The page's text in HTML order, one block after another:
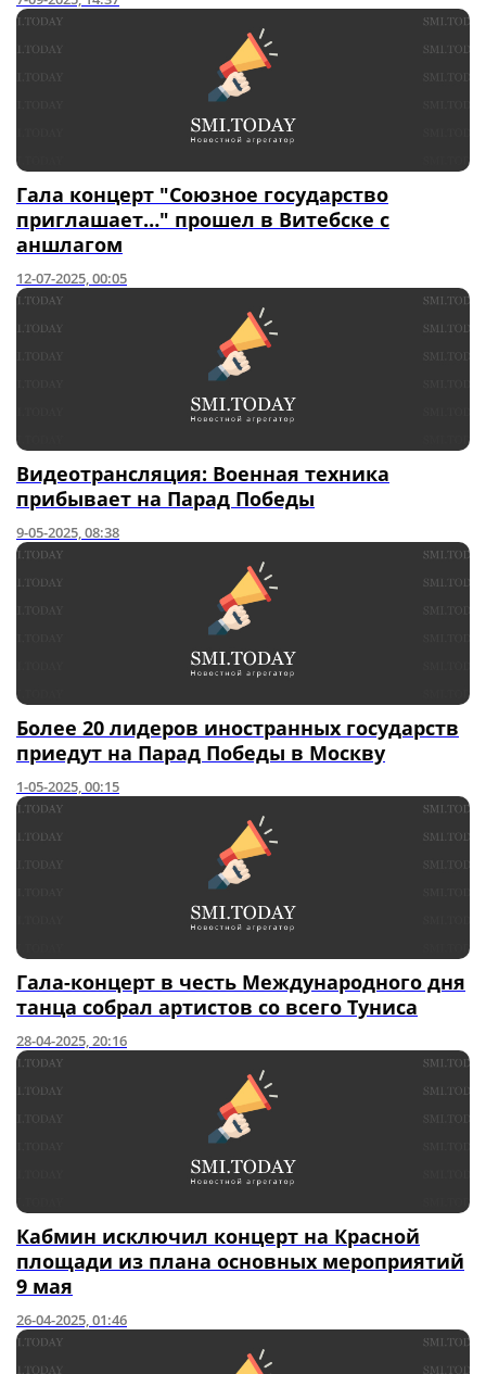
Гала концерт "Союзное государство
приглашает…" прошел в Витебске с
аншлагом
12-07-2025, 00:05
Видеотрансляция: Военная техника
прибывает на Парад Победы
9-05-2025, 08:38
Более 20 лидеров иностранных государств
приедут на Парад Победы в Москву
1-05-2025, 00:15
Гала-концерт в честь Международного дня
танца собрал артистов со всего Туниса
28-04-2025, 20:16
Кабмин исключил концерт на Красной
площади из плана основных мероприятий
9 мая
26-04-2025, 01:46